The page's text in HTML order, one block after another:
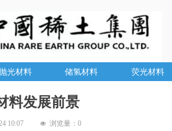
光材料 储氢材料 荧光材料
料发展前景
10:07 넶 浏览量： 0